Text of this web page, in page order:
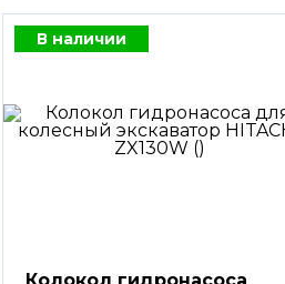
В наличии
Колокол гидронасоса